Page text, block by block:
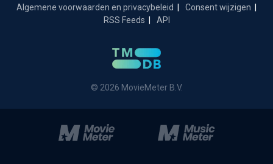
Algemene voorwaarden en privacybeleid
Consent wijzigen
RSS Feeds
API
© 2026 MovieMeter B.V.